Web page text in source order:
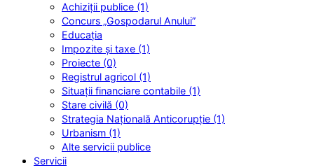
Achiziții publice (1)
Concurs „Gospodarul Anului”
Educația
Impozite și taxe (1)
Proiecte (0)
Registrul agricol (1)
Situații financiare contabile (1)
Stare civilă (0)
Strategia Națională Anticorupție (1)
Urbanism (1)
Alte servicii publice
Servicii